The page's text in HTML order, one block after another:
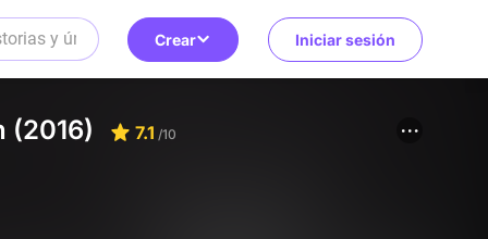
Crear Iniciar sesión
(2016) 7.1 /10